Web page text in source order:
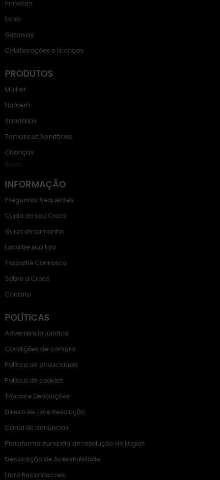
Inmotion
Echo
Getaway
Colaborações e licenças
PRODUTOS
Mulher
Homem
Sandálias
Tamancos Sanitários
Crianças
Botas
INFORMAÇÃO
Preguntas frequentes
Cuide do seu Crocs
Guias de tamanho
Localize sua loja
Trabalhe Connosco
Sobre a Crocs
Contato
POLÍTICAS
Advertência jurídica
Condições de compra
Política de privacidade
Política de cookies
Trocas e Devoluções
Direito de Livre Resolução
Canal de denúncias
Plataforma europeia de resolução de litígios
Declaração de Acessibilidade
Libro Reclamacoes